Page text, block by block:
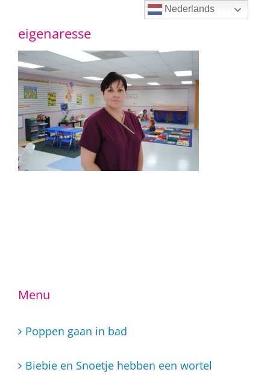
naar
inhoud
eigenaresse
Menu
Poppen gaan in bad
Biebie en Snoetje hebben een wortel
Nederlands